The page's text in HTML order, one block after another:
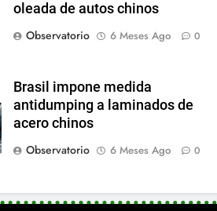
oleada de autos chinos
Observatorio
6 Meses Ago 0
Brasil impone medida
antidumping a laminados de
acero chinos
Observatorio
6 Meses Ago 0